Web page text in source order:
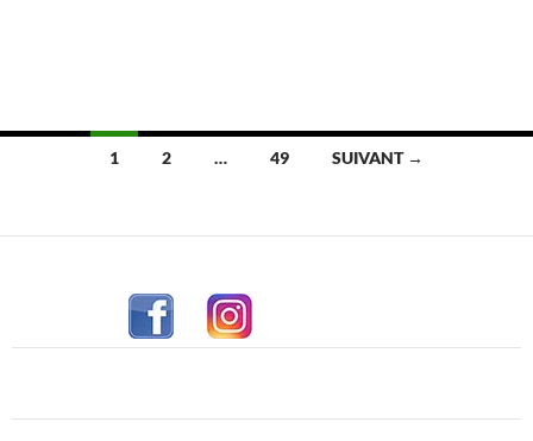
Navigation
articles
1 2 … 49 SUIVANT →